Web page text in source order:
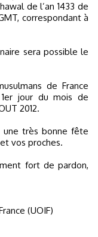
de l’an 1433 de
correspondant à
sera possible le
de France
1er jour du mois de
2012.
une très bonne fête
vos proches.
fort de pardon,
(UOIF)